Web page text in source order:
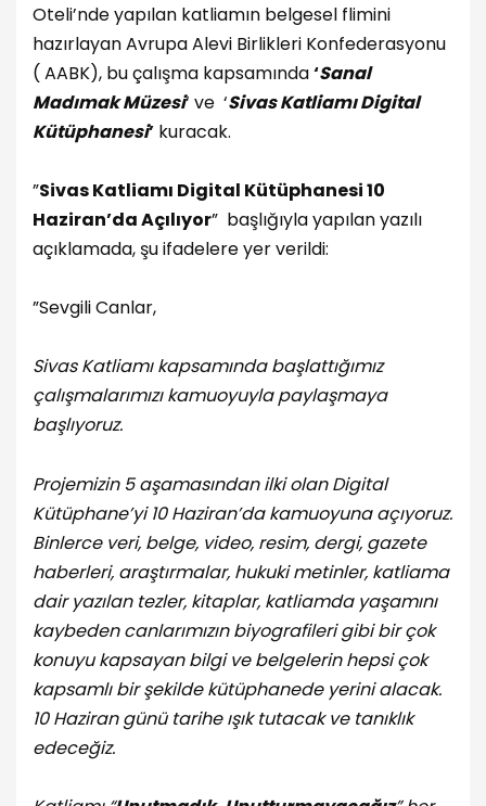
Oteli’nde yapılan katliamın belgesel flimini
hazırlayan Avrupa Alevi Birlikleri Konfederasyonu
( AABK), bu çalışma kapsamında‘Sanal
Madımak Müzesi‘ ve ‘Sivas Katliamı Digital
Kütüphanesi’ kuracak.
”Sivas Katliamı Digital Kütüphanesi 10
Haziran’da Açılıyor” başlığıyla yapılan yazılı
açıklamada, şu ifadelere yer verildi:
”Sevgili Canlar,
Sivas Katliamı kapsamında başlattığımız
çalışmalarımızı kamuoyuyla paylaşmaya
başlıyoruz.
Projemizin 5 aşamasından ilki olan Digital
Kütüphane’yi 10 Haziran’da kamuoyuna açıyoruz.
Binlerce veri, belge, video, resim, dergi, gazete
haberleri, araştırmalar, hukuki metinler, katliama
dair yazılan tezler, kitaplar, katliamda yaşamını
kaybeden canlarımızın biyografileri gibi bir çok
konuyu kapsayan bilgi ve belgelerin hepsi çok
kapsamlı bir şekilde kütüphanede yerini alacak.
10 Haziran günü tarihe ışık tutacak ve tanıklık
edeceğiz.